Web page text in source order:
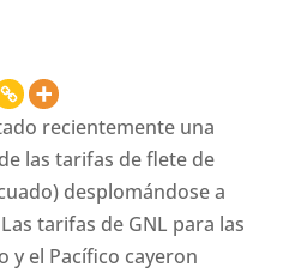
recientemente una
las tarifas de flete de
desplomándose a
tarifas de GNL para las
y el Pacífico cayeron